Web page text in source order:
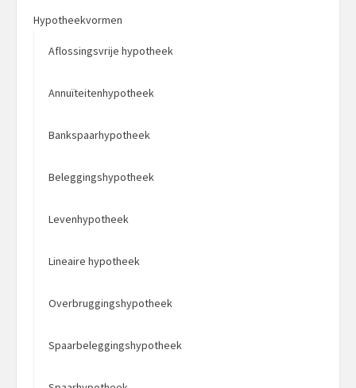
Hypotheekvormen
Aflossingsvrije hypotheek
Annuïteitenhypotheek
Bankspaarhypotheek
Beleggingshypotheek
Levenhypotheek
Lineaire hypotheek
Overbruggingshypotheek
Spaarbeleggingshypotheek